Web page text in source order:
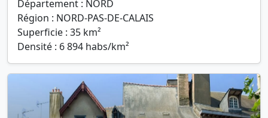
Département : NORD
Région : NORD-PAS-DE-CALAIS
Superficie : 35 km²
Densité : 6 894 habs/km²